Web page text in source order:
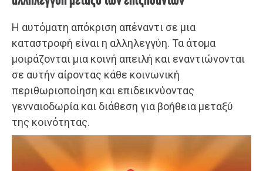
Η αυτόματη απόκριση απέναντι σε μια
καταστροφή είναι η αλληλεγγύη. Τα άτομα
μοιράζονται μια κοινή απειλή και εναντιώνονται
σε αυτήν αίροντας κάθε κοινωνική
περιθωριοποίηση και επιδεικνύοντας
γενναιοδωρία και διάθεση για βοήθεια μεταξύ
της κοινότητας.